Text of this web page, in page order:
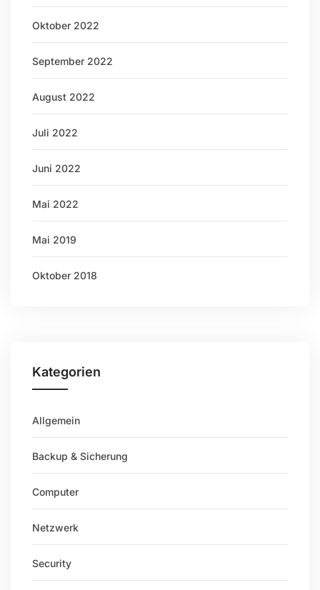
Oktober 2022
September 2022
August 2022
Juli 2022
Juni 2022
Mai 2022
Mai 2019
Oktober 2018
Kategorien
Allgemein
Backup & Sicherung
Computer
Netzwerk
Security